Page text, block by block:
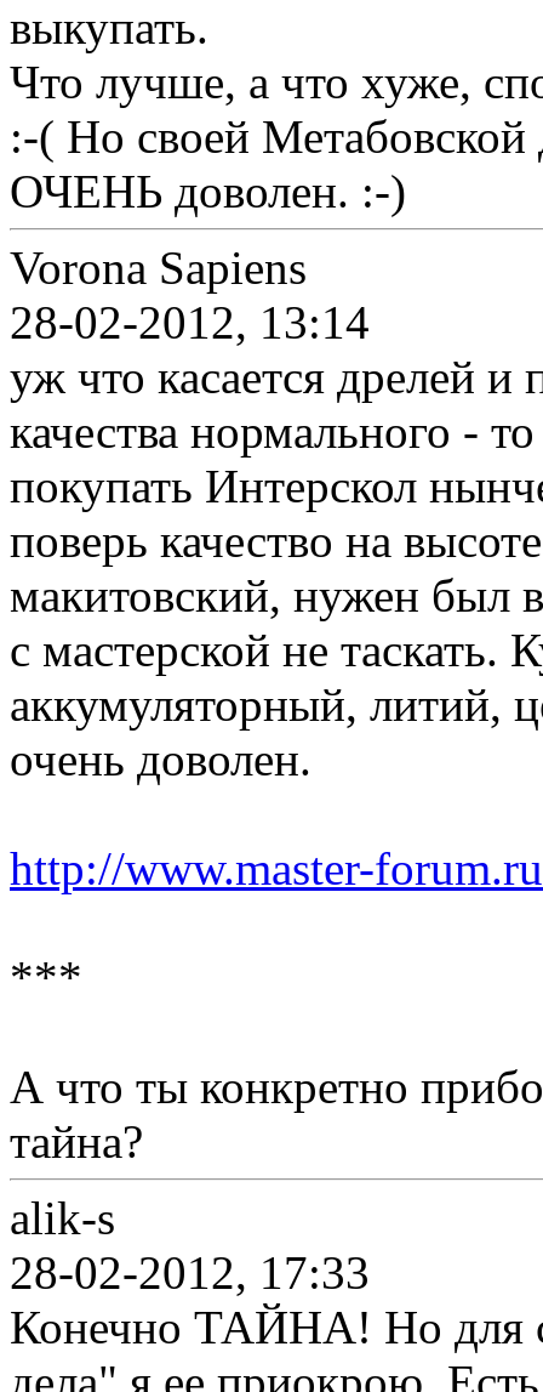
выкупать.
Что лучше, а что хуже,
:-( Но своей
ОЧЕНЬ доволен. :-)
Vorona Sapiens
28-02-2012, 13:14
уж что касается дрелей и
качества нормального -
покупать Интерскол
поверь качество на
макитовский, нужен был
с мастерской не таскать.
аккумуляторный, литий,
очень доволен.
http://www.master-
***
А что ты конкретно
тайна?
alik-s
28-02-2012, 17:33
Конечно ТАЙНА! Но для